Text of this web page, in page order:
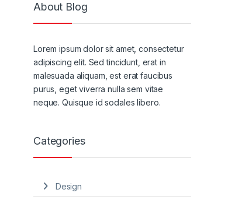
About Blog
Lorem ipsum dolor sit amet, consectetur
adipiscing elit. Sed tincidunt, erat in
malesuada aliquam, est erat faucibus
purus, eget viverra nulla sem vitae
neque. Quisque id sodales libero.
Categories
Design